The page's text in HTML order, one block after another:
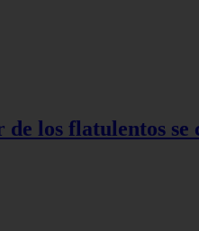
los flatulentos se